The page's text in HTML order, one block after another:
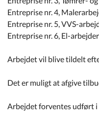
Entreprise nr. 4,
Entreprise nr. 5, VVS-
Entreprise nr. 6, El-arbejder
Arbejdet vil blive tildelt
Det er muligt at afgive
Arbejdet forventes udført i